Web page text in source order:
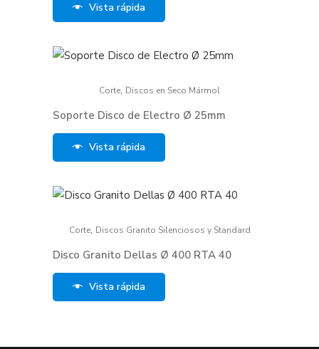
Vista rápida
Corte, Discos en Seco Mármol
Soporte Disco de Electro Ø 25mm
Vista rápida
Corte, Discos Granito Silenciosos y Standard
Disco Granito Dellas Ø 400 RTA 40
Vista rápida